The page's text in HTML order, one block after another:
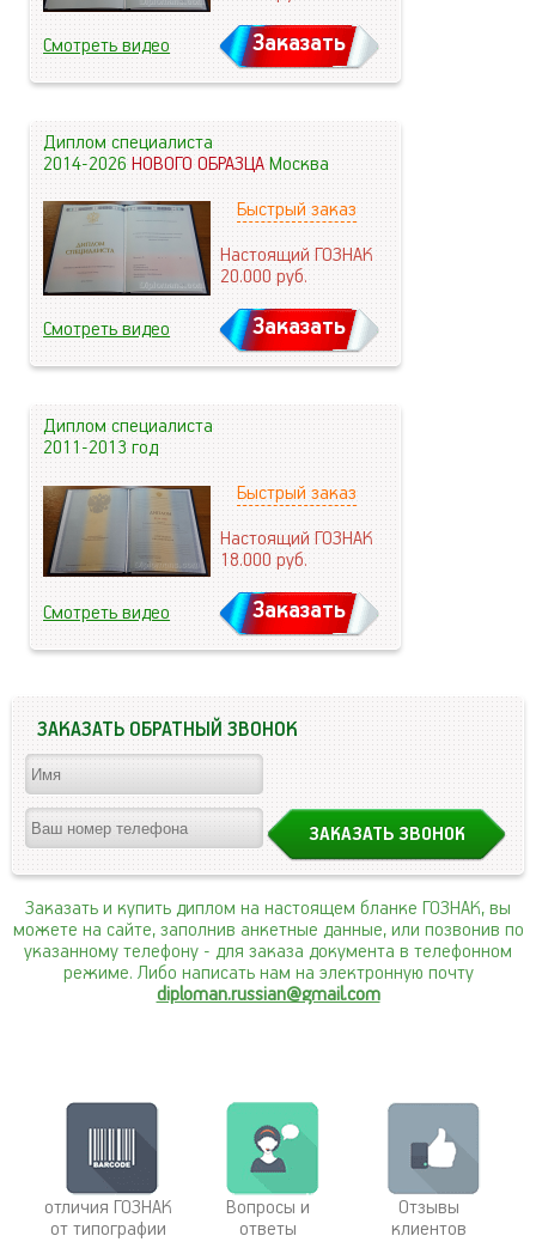
Смотреть видео Заказать
Диплом специалиста
2014-2026НОВОГО ОБРАЗЦАМосква
Быстрый заказ
Настоящий ГОЗНАК
20.000руб.
Смотреть видео Заказать
Диплом специалиста
2011-2013 год
Быстрый заказ
Настоящий ГОЗНАК
18.000руб.
Смотреть видео Заказать
ЗАКАЗАТЬ ОБРАТНЫЙ ЗВОНОК
Заказать и купить диплом на настоящем бланке ГОЗНАК, вы
можете на сайте, заполнив анкетные данные, или позвонив по
указанному телефону - для заказа документа в телефонном
режиме. Либо написать нам на электронную почту
diploman.russian@gmail.com
отличия ГОЗНАК
от типографии
Вопросы и
ответы
Отзывы
клиентов